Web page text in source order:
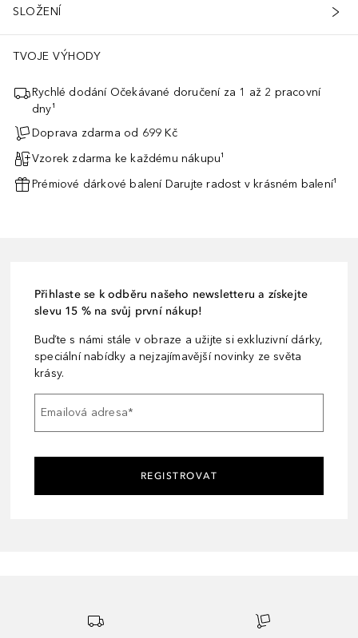
SLOŽENÍ
TVOJE VÝHODY
Rychlé dodání Očekávané doručení za 1 až 2 pracovní
dny¹
Doprava zdarma od 699 Kč
Vzorek zdarma ke každému nákupu¹
Prémiové dárkové balení Darujte radost v krásném balení¹
Přihlaste se k odběru našeho newsletteru a získejte
slevu 15 % na svůj první nákup!
Buďte s námi stále v obraze a užijte si exkluzivní dárky,
speciální nabídky a nejzajímavější novinky ze světa
krásy.
Emailová adresa*
REGISTROVAT